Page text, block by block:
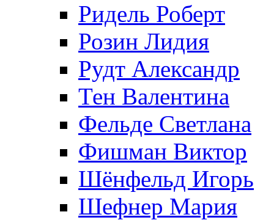
Ридель Роберт
Розин Лидия
Рудт Александр
Тен Валентина
Фельде Светлана
Фишман Виктор
Шёнфельд Игорь
Шефнер Мария